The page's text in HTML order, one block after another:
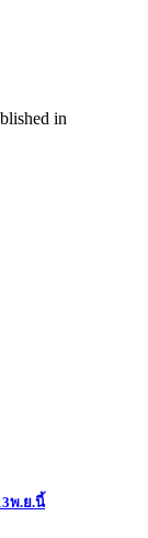
in
พ.ย.นี้